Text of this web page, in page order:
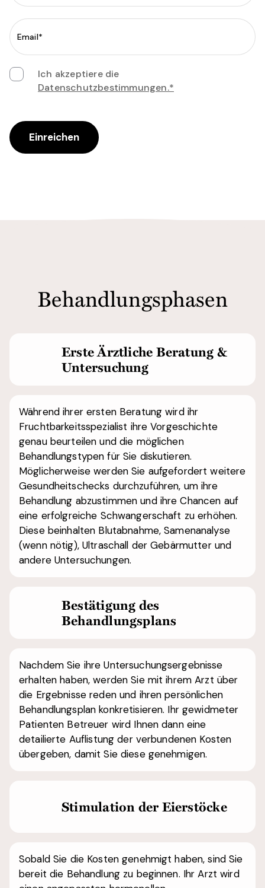
Ich akzeptiere die
Datenschutzbestimmungen.*
Behandlungsphasen
Erste Ärztliche Beratung &
Untersuchung
Während ihrer ersten Beratung wird ihr
Fruchtbarkeitsspezialist ihre Vorgeschichte
genau beurteilen und die möglichen
Behandlungstypen für Sie diskutieren.
Möglicherweise werden Sie aufgefordert weitere
Gesundheitschecks durchzuführen, um ihre
Behandlung abzustimmen und ihre Chancen auf
eine erfolgreiche Schwangerschaft zu erhöhen.
Diese beinhalten Blutabnahme, Samenanalyse
(wenn nötig), Ultraschall der Gebärmutter und
andere Untersuchungen.
Bestätigung des
Behandlungsplans
Nachdem Sie ihre Untersuchungsergebnisse
erhalten haben, werden Sie mit ihrem Arzt über
die Ergebnisse reden und ihren persönlichen
Behandlungsplan konkretisieren. Ihr gewidmeter
Patienten Betreuer wird Ihnen dann eine
detailierte Auflistung der verbundenen Kosten
übergeben, damit Sie diese genehmigen.
Stimulation der Eierstöcke
Sobald Sie die Kosten genehmigt haben, sind Sie
bereit die Behandlung zu beginnen. Ihr Arzt wird